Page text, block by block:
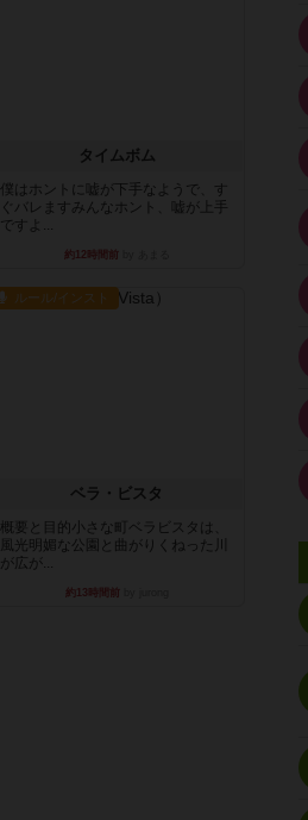
タイムボム
僕はホントに嘘が下手なようで、す
ぐバレますみんなホント、嘘が上手
ですよ...
約12時間前
ルール/インスト
ベラ・ビスタ
概要と目的小さな町ベラビスタは、
風光明媚な公園と曲がりくねった川
が広が...
約13時間前